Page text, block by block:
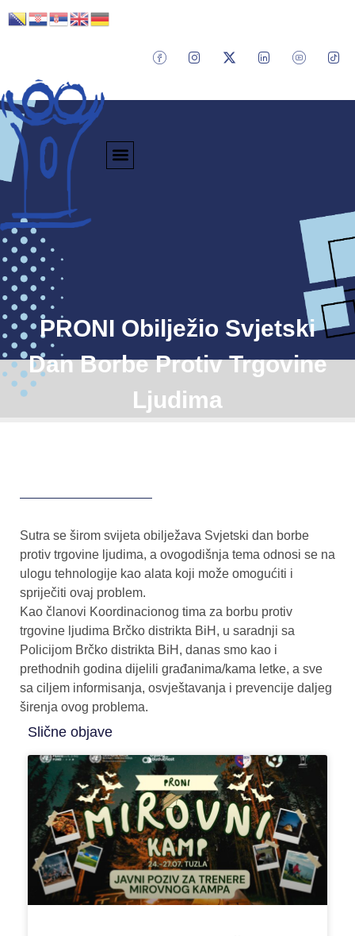
PRONI Obilježio Svjetski
Dan Borbe Protiv Trgovine
Ljudima
Sutra se širom svijeta obilježava Svjetski dan borbe
protiv trgovine ljudima, a ovogodišnja tema odnosi se na
ulogu tehnologije kao alata koji može omogućiti i
spriječiti ovaj problem.
Kao članovi Koordinacionog tima za borbu protiv
trgovine ljudima Brčko distrikta BiH, u saradnji sa
Policijom Brčko distrikta BiH, danas smo kao i
prethodnih godina dijelili građanima/kama letke, a sve
sa ciljem informisanja, osvještavanja i prevencije daljeg
širenja ovog problema.
Slične objave